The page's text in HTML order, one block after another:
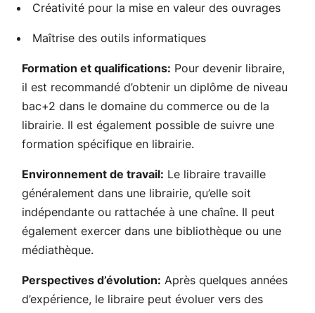
Créativité pour la mise en valeur des ouvrages
Maîtrise des outils informatiques
Formation et qualifications: Pour devenir libraire,
il est recommandé d’obtenir un diplôme de niveau
bac+2 dans le domaine du commerce ou de la
librairie. Il est également possible de suivre une
formation spécifique en librairie.
Environnement de travail: Le libraire travaille
généralement dans une librairie, qu’elle soit
indépendante ou rattachée à une chaîne. Il peut
également exercer dans une bibliothèque ou une
médiathèque.
Perspectives d’évolution: Après quelques années
d’expérience, le libraire peut évoluer vers des